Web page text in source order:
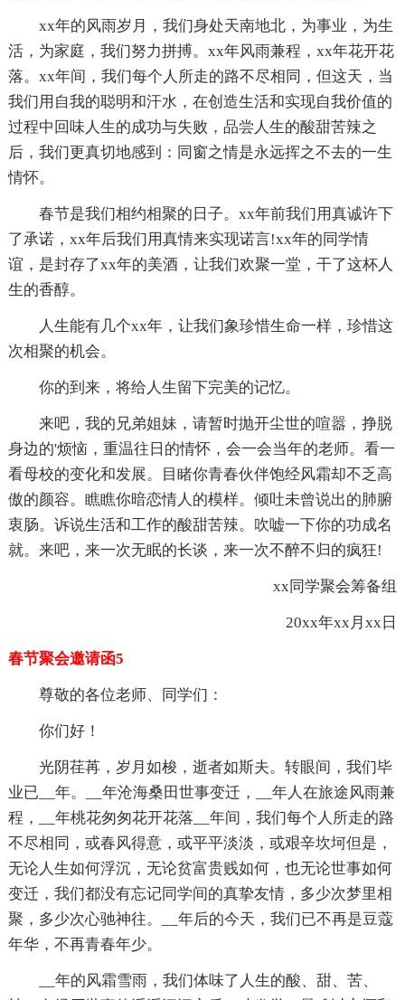
xx年的风雨岁月，我们身处天南地北，为事业，为生
活，为家庭，我们努力拼搏。xx年风雨兼程，xx年花开花
落。xx年间，我们每个人所走的路不尽相同，但这天，当
我们用自我的聪明和汗水，在创造生活和实现自我价值的
过程中回味人生的成功与失败，品尝人生的酸甜苦辣之
后，我们更真切地感到：同窗之情是永远挥之不去的一生
情怀。
春节是我们相约相聚的日子。xx年前我们用真诚许下
了承诺，xx年后我们用真情来实现诺言!xx年的同学情
谊，是封存了xx年的美酒，让我们欢聚一堂，干了这杯人
生的香醇。
人生能有几个xx年，让我们象珍惜生命一样，珍惜这
次相聚的机会。
你的到来，将给人生留下完美的记忆。
来吧，我的兄弟姐妹，请暂时抛开尘世的喧嚣，挣脱
身边的'烦恼，重温往日的情怀，会一会当年的老师。看一
看母校的变化和发展。目睹你青春伙伴饱经风霜却不乏高
傲的颜容。瞧瞧你暗恋情人的模样。倾吐未曾说出的肺腑
衷肠。诉说生活和工作的酸甜苦辣。吹嘘一下你的功成名
就。来吧，来一次无眠的长谈，来一次不醉不归的疯狂!
xx同学聚会筹备组
20xx年xx月xx日
春节聚会邀请函5
尊敬的各位老师、同学们：
你们好！
光阴荏苒，岁月如梭，逝者如斯夫。转眼间，我们毕
业已__年。__年沧海桑田世事变迁，__年人在旅途风雨兼
程，__年桃花匆匆花开花落__年间，我们每个人所走的路
不尽相同，或春风得意，或平平淡淡，或艰辛坎坷但是，
无论人生如何浮沉，无论贫富贵贱如何，也无论世事如何
变迁，我们都没有忘记同学间的真挚友情，多少次梦里相
聚，多少次心驰神往。__年后的今天，我们已不再是豆蔻
年华，不再青春年少。
__年的风霜雪雨，我们体味了人生的酸、甜、苦、